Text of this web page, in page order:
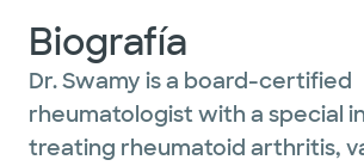
Biografía
Dr. Swamy is a board-certified
rheumatologist with a special
treating rheumatoid arthritis,